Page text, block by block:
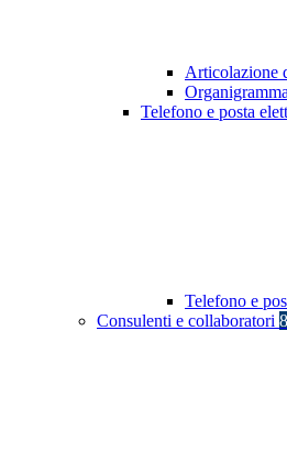
Articolazione
Organigramma
Telefono e posta
Telefono e
Consulenti e collaboratori